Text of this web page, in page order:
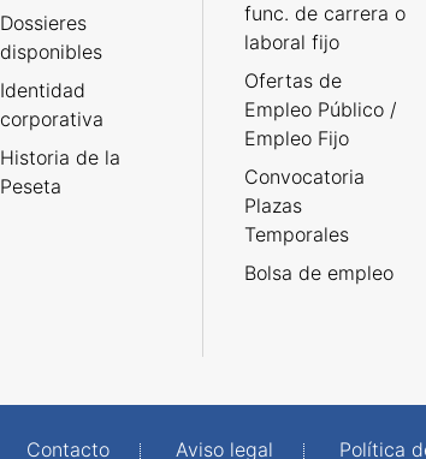
Dossieres
disponibles
Identidad
corporativa
Historia de la
Peseta
func. de carrera o
laboral fijo
Ofertas de
Empleo Público /
Empleo Fijo
Convocatoria
Plazas
Temporales
Bolsa de empleo
Contacto Aviso legal Política